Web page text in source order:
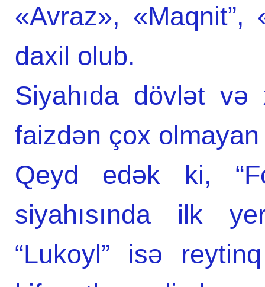
«Avraz», «Maqnit”,
daxil olub.
Siyahıda dövlət
faizdən çox
Qeyd edək ki,
siyahısında ilk
“Lukoyl” isə